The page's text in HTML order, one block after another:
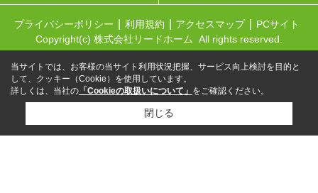
プライバシーポリシー 利用規約 アクセスマップ
PCサイト
Copyright(c) 株式会社リードホーム All rights reserved.
当サイトでは、お客様の当サイト利用状況把握、サービス向上検討を目的と
して、クッキー（Cookie）を使用しています。
詳しくは、当社の 「Cookieの取扱いについて」 をご確認ください。
閉じる